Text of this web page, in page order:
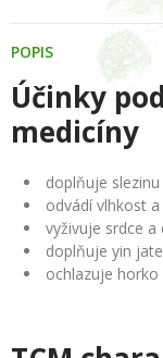
POPIS
Účinky
medicíny
doplňuje slezinu
odvádí vlhkost
vyživuje srdce a
doplňuje yin
ochlazuje horko